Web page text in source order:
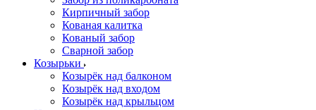
Кирпичный забор
Кованая калитка
Кованый забор
Сварной забор
Козырьки
Козырёк над балконом
Козырёк над входом
Козырёк над крыльцом